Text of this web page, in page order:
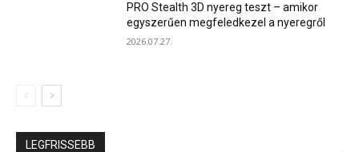
PRO Stealth 3D nyereg teszt – amikor
egyszerűen megfeledkezel a nyeregről
2026.07.27.
LEGFRISSEBB